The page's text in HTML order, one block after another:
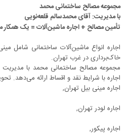
مجموعه مصالح ساختمانی محمد
با مدیریت: آقای محمدسالم قلعه‌نویی
تأمین مصالح + اجاره ماشین‌آلات = یک همکار
اجاره انواع ماشین‌آلات ساختمانی شامل
خاک‌برداری در غرب تهران.
مجموعه مصالح ساختمانی محمد با مدیریت
اجاره با شرایط نقد و اقساط ارائه می‌دهد.
اجاره مینی بیل تهران,
اجاره لودر تهران,
اجاره پیکور,